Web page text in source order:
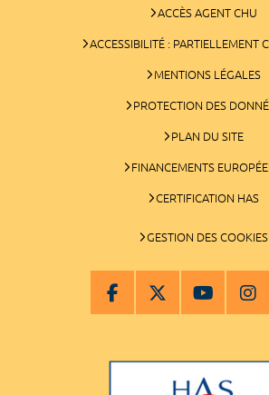
ACCÈS AGENT CHU
ACCESSIBILITÉ : PARTIELLEMENT
MENTIONS LÉGALES
PROTECTION DES
PLAN DU SITE
FINANCEMENTS
CERTIFICATION HAS
GESTION DES COOKIES